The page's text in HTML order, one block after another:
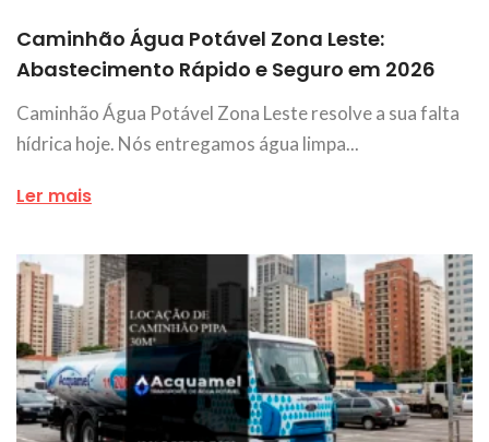
Caminhão Água Potável Zona Leste:
Abastecimento Rápido e Seguro em 2026
Caminhão Água Potável Zona Leste resolve a sua falta
hídrica hoje. Nós entregamos água limpa...
Ler mais